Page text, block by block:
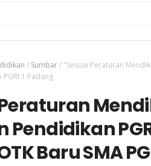
/ Sumbar/ "Sesuai Peraturan
PGRI 1 Padang
Pendidikan
Baru SMA